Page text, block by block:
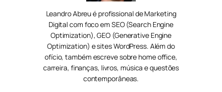
Leandro Abreu é profissional de Marketing
Digital com foco em SEO (Search Engine
Optimization), GEO (Generative Engine
Optimization) e sites WordPress. Além do
ofício, também escreve sobre home office,
carreira, finanças, livros, música e questões
contemporâneas.